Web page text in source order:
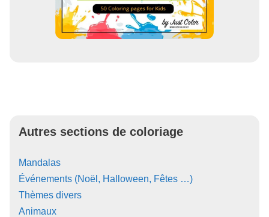
Autres sections de coloriage
Mandalas
Événements (Noël, Halloween, Fêtes …)
Thèmes divers
Animaux